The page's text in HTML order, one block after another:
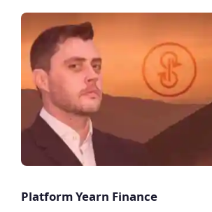
Platform Yearn Finance